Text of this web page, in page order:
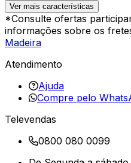
Ver mais características
*Consulte ofertas
informações sobre os
Madeira
Atendimento
Ajuda
Compre pelo
Televendas
0800 080 0099